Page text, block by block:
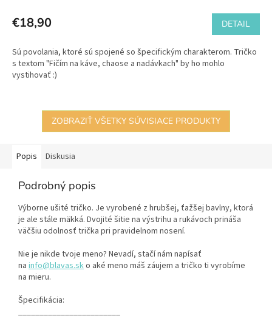
€18,90 DETAIL
Sú povolania, ktoré sú spojené so špecifickým charakterom. Tričko
s textom "Fičím na káve, chaose a nadávkach" by ho mohlo
vystihovať :)
ZOBRAZIŤ VŠETKY SÚVISIACE PRODUKTY
Popis Diskusia
Podrobný popis
Výborne ušité tričko. Je vyrobené z hrubšej, ťažšej bavlny, ktorá
je ale stále mäkká. Dvojité šitie na výstrihu a rukávoch prináša
väčšiu odolnosť trička pri pravidelnom nosení.
Nie je nikde tvoje meno? Nevadí, stačí nám napísať
na info@blavas.sko aké meno máš záujem a tričko ti vyrobíme
na mieru.
Špecifikácia: